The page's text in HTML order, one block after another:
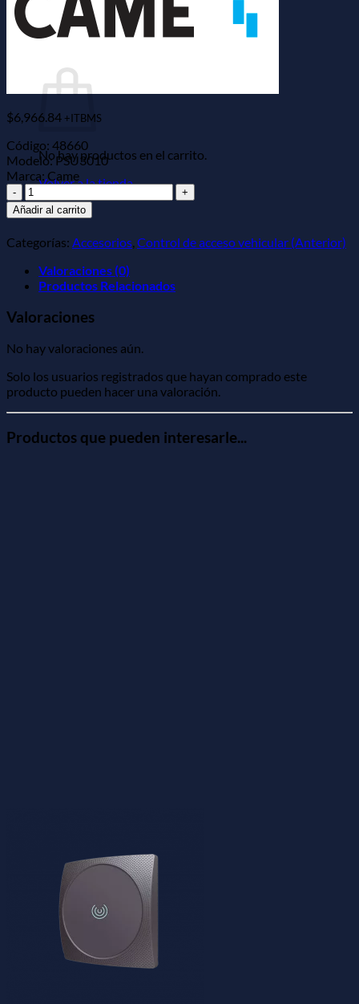
Buscar
por:
No hay productos en el carrito.
Volver a la tienda
$6,966.84 +ITBMS
Código: 48660
Modelo: PSU3010
Marca: Came
Unidad
de
Salida
Estacionamiento
CAME
cantidad
Añadir al carrito
Categorías: Accesorios, Control de acceso vehicular (Anterior)
Valoraciones (0)
Productos Relacionados
Valoraciones
No hay valoraciones aún.
Solo los usuarios registrados que hayan comprado este
producto pueden hacer una valoración.
Productos que pueden interesarle...